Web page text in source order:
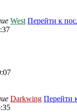
West Перейти к
Darkwing Перейти